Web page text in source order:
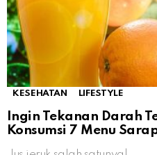
KESEHATAN LIFESTYLE
Ingin Tekanan Darah
Konsumsi 7 Menu